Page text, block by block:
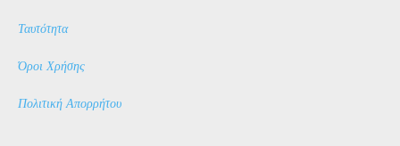
Ταυτότητα
Όροι Χρήσης
Πολιτική Απορρήτου